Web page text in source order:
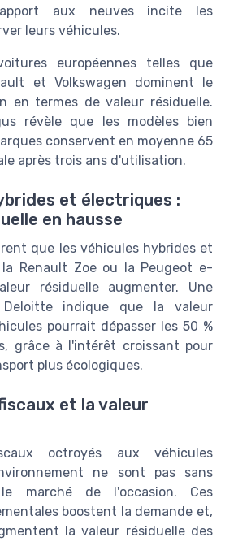
aux neuves incite les
leurs véhicules.
européennes telles que
et Volkswagen dominent le
en termes de valeur résiduelle.
révèle que les modèles bien
conservent en moyenne 65
après trois ans d'utilisation.
et électriques :
en hausse
que les véhicules hybrides et
Renault Zoe ou la Peugeot e-
résiduelle augmenter. Une
indique que la valeur
pourrait dépasser les 50 %
grâce à l'intérêt croissant pour
plus écologiques.
et la valeur
octroyés aux véhicules
ne sont pas sans
marché de l'occasion. Ces
boostent la demande et,
la valeur résiduelle des